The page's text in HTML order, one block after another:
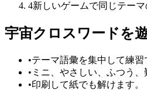
4新しいゲームで同じテーマ
宇宙クロスワードを
•テーマ語彙を集中して練習
• ミニ、やさしい、ふつう
•印刷して紙でも解けます。